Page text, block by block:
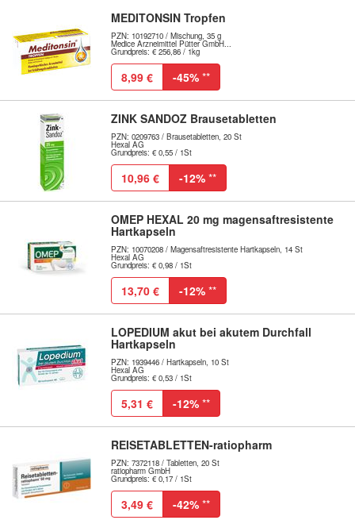
MEDITONSIN Tropfen
PZN: 10192710 / Mischung, 35 g
Medice Arzneimittel Pütter GmbH...
Grundpreis: € 256,86 / 1kg
8,99 € -45% **
ZINK SANDOZ Brausetabletten
PZN: 0209763 / Brausetabletten, 20 St
Hexal AG
Grundpreis: € 0,55 / 1St
10,96 € -12% **
OMEP HEXAL 20 mg magensaftresistente
Hartkapseln
PZN: 10070208 / Magensaftresistente Hartkapseln, 14 St
Hexal AG
Grundpreis: € 0,98 / 1St
13,70 € -12% **
LOPEDIUM akut bei akutem Durchfall
Hartkapseln
PZN: 1939446 / Hartkapseln, 10 St
Hexal AG
Grundpreis: € 0,53 / 1St
5,31 € -12% **
REISETABLETTEN-ratiopharm
PZN: 7372118 / Tabletten, 20 St
ratiopharm GmbH
Grundpreis: € 0,17 / 1St
3,49 € -42% **